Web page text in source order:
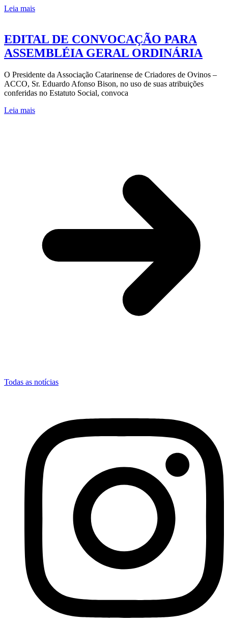
Leia mais
EDITAL DE CONVOCAÇÃO PARA
ASSEMBLÉIA GERAL ORDINÁRIA
O Presidente da Associação Catarinense de Criadores de Ovinos –
ACCO, Sr. Eduardo Afonso Bison, no uso de suas atribuições
conferidas no Estatuto Social, convoca
Leia mais
Todas as notícias